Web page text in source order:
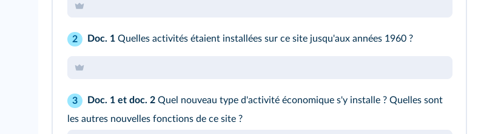
2 Doc. 1 Quelles activités étaient installées sur ce site jusqu'aux années 1960 ?
3 Doc. 1 et doc. 2 Quel nouveau type d'activité économique s'y installe ? Quelles sont
les autres nouvelles fonctions de ce site ?